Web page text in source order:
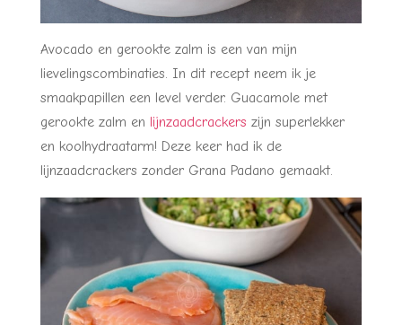
Avocado en gerookte zalm is een van mijn
lievelingscombinaties. In dit recept neem ik je
smaakpapillen een level verder. Guacamole met
gerookte zalm en lijnzaadcrackers zijn superlekker
en koolhydraatarm! Deze keer had ik de
lijnzaadcrackers zonder Grana Padano gemaakt.